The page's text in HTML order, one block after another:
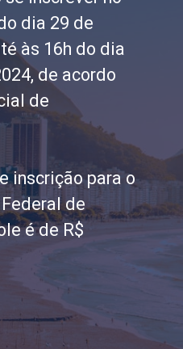
dia 29 de
às 16h do dia
de acordo
de
inscrição para o
de
é de R$